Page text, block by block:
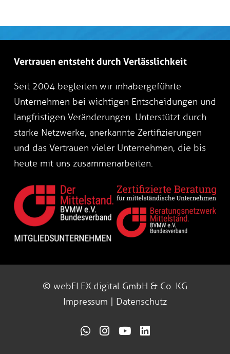
Vertrauen entsteht durch Verlässlichkeit
Seit 2004 begleiten wir inhabergeführte
Unternehmen bei wichtigen Entscheidungen und
langfristigen Veränderungen. Unterstützt durch
starke Netzwerke, anerkannte Zertifizierungen
und das Vertrauen vieler Unternehmen, die bis
heute mit uns zusammenarbeiten.
© webFLEX.digital GmbH & Co. KG
Impressum
Datenschutz